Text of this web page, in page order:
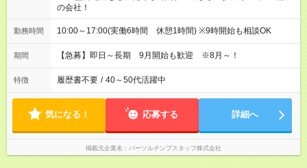
の会社！
勤務時間 10:00～17:00(実働6時間 休憩1時間) ※9時開始も相談OK
期間 【急募】即日～長期 9月開始も歓迎 ※8月～！
特徴 履歴書不要 / 40～50代活躍中
気になる！ 応募する 詳細へ
掲載元企業名 パーソルテンプスタッフ株式会社